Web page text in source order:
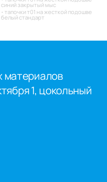
синий закрытый мыс
тапочки т01 на жесткой подошве
белый стандарт
материалов
1, цокольный